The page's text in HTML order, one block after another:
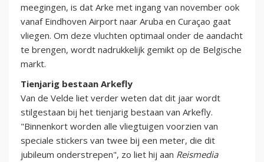
meegingen, is dat Arke met ingang van november ook
vanaf Eindhoven Airport naar Aruba en Curaçao gaat
vliegen. Om deze vluchten optimaal onder de aandacht
te brengen, wordt nadrukkelijk gemikt op de Belgische
markt.
Tienjarig bestaan Arkefly
Van de Velde liet verder weten dat dit jaar wordt
stilgestaan bij het tienjarig bestaan van Arkefly.
"Binnenkort worden alle vliegtuigen voorzien van
speciale stickers van twee bij een meter, die dit
jubileum onderstrepen", zo liet hij aan Reismedia